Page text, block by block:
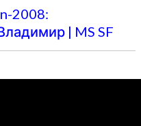
2008:
| MS SF